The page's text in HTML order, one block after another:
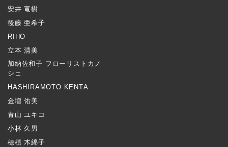
安井 竜樹
後藤 亜希子
RIHO
立本 清美
加納佐和子 フローリストカノ
シェ
HASHIRAMOTO KENTA
金増 佑美
青山 ユキコ
小林 久男
穂積 木綿子